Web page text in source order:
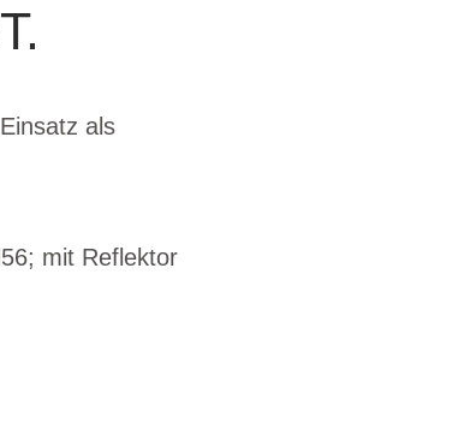
als
mit Reflektor